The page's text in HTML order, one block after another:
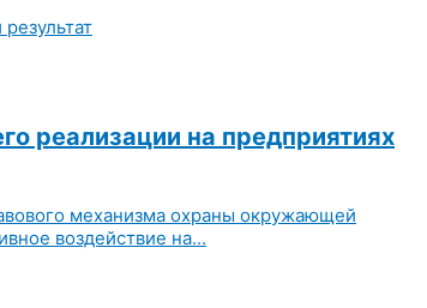
реализации на предприятиях
механизма охраны окружающей
воздействие на...